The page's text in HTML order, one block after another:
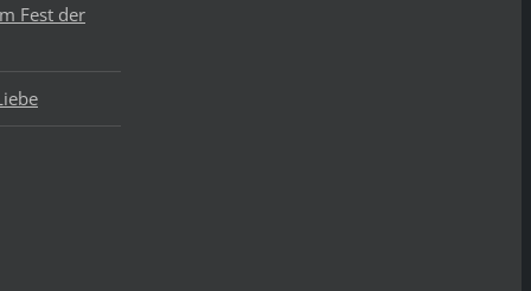
Fest der